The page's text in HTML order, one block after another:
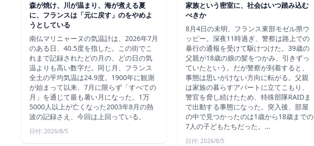
森が焼け、川が温まり、海が煮える夏
に、フランスは「元に戻す」のをやめよ
うとしている
南仏マリニャーヌの気温計は、2026年7月
のある日、40.5度を指した。この街でこ
れまで記録されたどの月の、どの日の気
温よりも高い数字だ。同じ月、フランス
全土の平均気温は24.9度。1900年に観測
が始まって以来、7月に限らず「すべての
月」を通じて最も暑い月になった。1万
5000人以上が亡くなった2003年8月の熱
波の記録さえ、今回は上回っている。
日付: 2026/8/5
家族という密室に、社会はいつ踏み込む
べきか
8月4日の未明、フランス東部モゼル県ウ
ッピー。深夜11時過ぎ、警察は路上での
暴行の通報を受けて駆けつけた。39歳の
父親が18歳の娘の髪をつかみ、引きずっ
ていたという。だが警察が到着すると、
事態は思いがけない方向に転がる。父親
は家族の暮らすアパートに立てこもり、
警官を脅し続けたため、特殊部隊RAIDま
で出動する事態になった。突入後、部屋
の中で見つかったのは1歳から18歳までの
7人の子どもたちだった。…
日付: 2026/8/5